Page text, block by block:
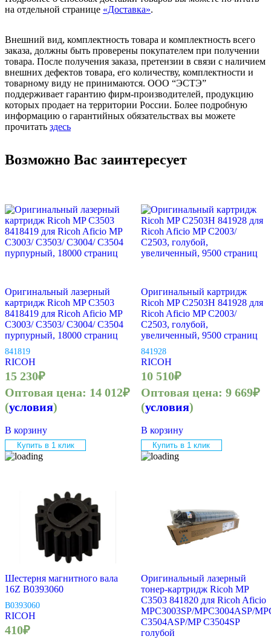
на отдельной странице «Доставка».
Внешний вид, комплектность товара и комплектность всего
заказа, должны быть проверены покупателем при получении
товара. После получения заказа, претензии в связи с наличием
внешних дефектов товара, его количеству, комплектности и
товарному виду не принимаются. ООО “ЭСТЭ”
поддерживает гарантию фирм-производителей, продукцию
которых продает на территории России. Более подробную
информацию о гарантийных обязательствах вы можете
прочитать здесь
Возможно Вас заинтересует
Оригинальный лазерный
картридж Ricoh MP C3503
8418419 для Ricoh Aficio MP
C3003/ C3503/ C3004/ C3504
пурпурный, 18000 страниц
841819
RICOH
15 230₽
Оптовая цена: 14 012₽
(условия)
В корзину
Купить в 1 клик
Оригинальный картридж
Ricoh MP C2503H 841928 для
Ricoh Aficio MP C2003/
C2503, голубой,
увеличенный, 9500 страниц
841928
RICOH
10 510₽
Оптовая цена: 9 669₽
(условия)
В корзину
Купить в 1 клик
Шестерня магнитного вала
16Z B0393060
B0393060
RICOH
410₽
Оригинальный лазерный
тонер-картридж Ricoh MP
C3503 841820 для Ricoh Aficio
MPC3003SP/MPC3004ASP/
C3504ASP/MP C3504SP
голубой